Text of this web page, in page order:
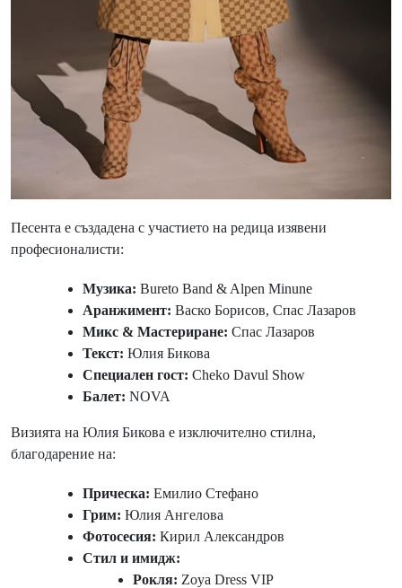
Песента е създадена с участието на редица изявени
професионалисти:
Музика: Bureto Band & Alpen Minune
Аранжимент: Васко Борисов, Спас Лазаров
Микс & Мастериране: Спас Лазаров
Текст: Юлия Бикова
Специален гост: Cheko Davul Show
Балет: NOVA
Визията на Юлия Бикова е изключително стилна,
благодарение на:
Прическа: Емилио Стефано
Грим: Юлия Ангелова
Фотосесия: Кирил Александров
Стил и имидж:
Рокля: Zoya Dress VIP